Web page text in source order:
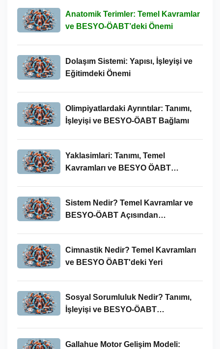
Anatomik Terimler: Temel Kavramlar
ve BESYO-ÖABT’deki Önemi
Dolaşım Sistemi: Yapısı, İşleyişi ve
Eğitimdeki Önemi
Olimpiyatlardaki Ayrıntılar: Tanımı,
İşleyişi ve BESYO-ÖABT Bağlamı
Yaklasimlari: Tanımı, Temel
Kavramları ve BESYO ÖABT
Sistem Nedir? Temel Kavramlar ve
BESYO-ÖABT Açısından
Cimnastik Nedir? Temel Kavramları
ve BESYO ÖABT'deki Yeri
Sosyal Sorumluluk Nedir? Tanımı,
İşleyişi ve BESYO-ÖABT
Gallahue Motor Gelişim Modeli: